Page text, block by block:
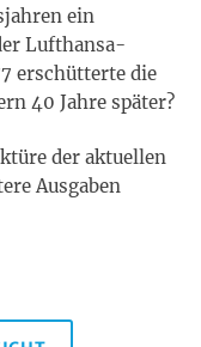
ein
Lufthansa-
erschütterte die
40 Jahre später?
der aktuellen
Ausgaben